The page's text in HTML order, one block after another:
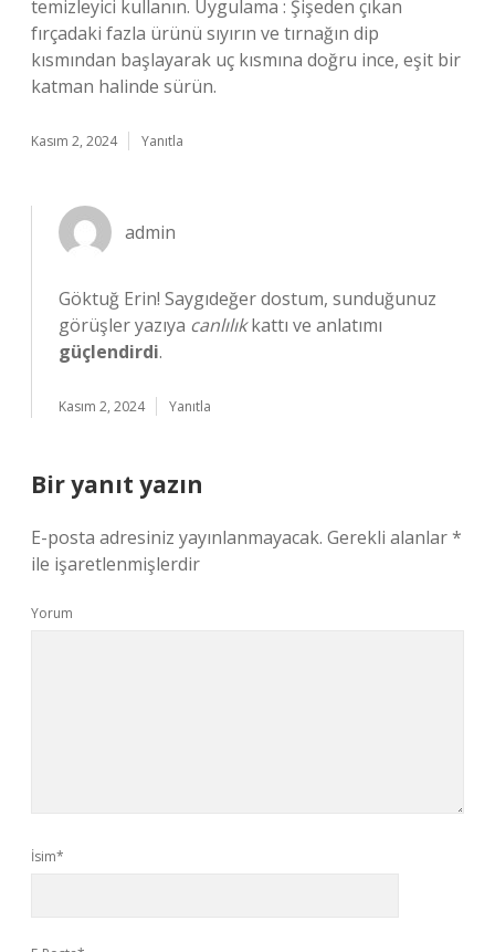
temizleyici kullanın. Uygulama : Şişeden çıkan
fırçadaki fazla ürünü sıyırın ve tırnağın dip
kısmından başlayarak uç kısmına doğru ince, eşit bir
katman halinde sürün.
Kasım 2, 2024 Yanıtla
admin
Göktuğ Erin! Saygıdeğer dostum, sunduğunuz
görüşler yazıya canlılıkkattı ve anlatımı
güçlendirdi.
Kasım 2, 2024 Yanıtla
Bir yanıt yazın
E-posta adresiniz yayınlanmayacak. Gerekli alanlar*
ile işaretlenmişlerdir
Yorum
İsim*